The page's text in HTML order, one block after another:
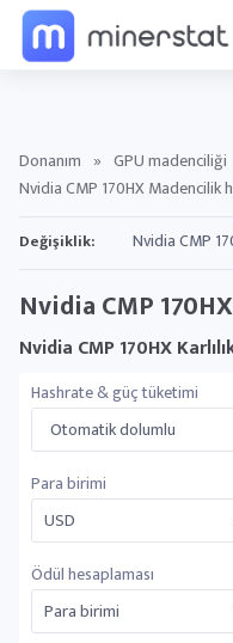
Donanım » GPU madenciliği
Nvidia CMP 170HX Madencilik
Değişiklik:
Nvidia CMP 170HX
Nvidia CMP 170HX
Hashrate & güç tüketimi
Otomatik dolumlu
Para birimi
Ödül hesaplaması